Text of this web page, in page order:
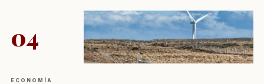
04
ECONOMÍA